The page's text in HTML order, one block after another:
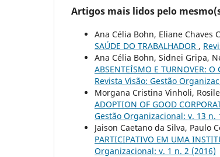
Artigos mais lidos pelo
Ana Célia Bohn, Eliane Chaves
SAÚDE DO TRABALHADOR ,
Ana Célia Bohn, Sidnei Gripa,
ABSENTEÍSMO E TURNOVER:
Revista Visão: Gestão
Morgana Cristina Vinholi,
ADOPTION OF GOOD
Gestão Organizacional: v. 13 n.
Jaison Caetano da Silva, Paulo
PARTICIPATIVO EM UMA
Organizacional: v. 1 n. 2 (2016)